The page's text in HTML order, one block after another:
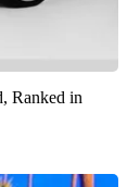
Ranked in